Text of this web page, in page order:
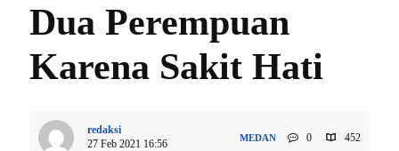
Dua Perempuan
Karena Sakit Hati
redaksi
27 Feb 2021 16:56
MEDAN 0 452